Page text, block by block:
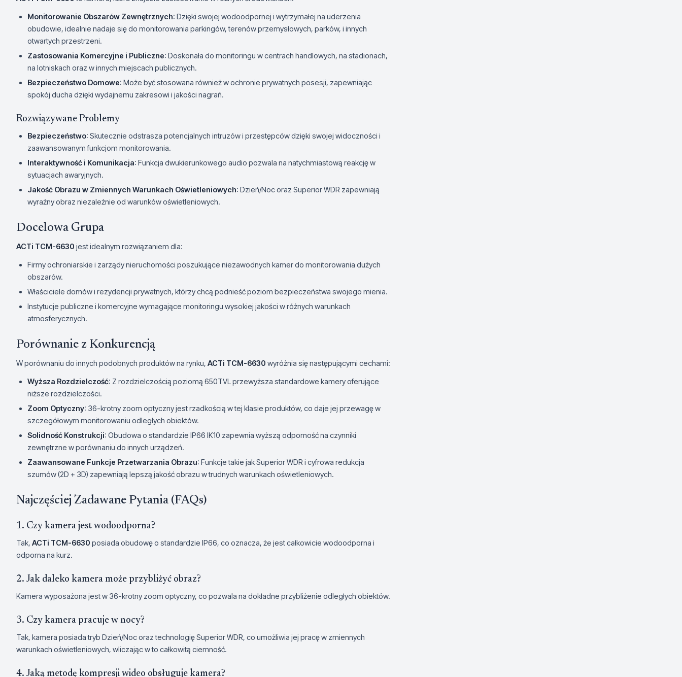
Monitorowanie Obszarów Zewnętrznych: Dzięki swojej wodoodpornej i wytrzymałej na uderzenia
obudowie, idealnie nadaje się do monitorowania parkingów, terenów przemysłowych, parków, i innych
otwartych przestrzeni.
Zastosowania Komercyjne i Publiczne: Doskonała do monitoringu w centrach handlowych, na stadionach,
na lotniskach oraz w innych miejscach publicznych.
Bezpieczeństwo Domowe: Może być stosowana również w ochronie prywatnych posesji, zapewniając
spokój ducha dzięki wydajnemu zakresowi i jakości nagrań.
Rozwiązywane Problemy
Bezpieczeństwo: Skutecznie odstrasza potencjalnych intruzów i przestępców dzięki swojej widoczności i
zaawansowanym funkcjom monitorowania.
Interaktywność i Komunikacja: Funkcja dwukierunkowego audio pozwala na natychmiastową reakcję w
sytuacjach awaryjnych.
Jakość Obrazu w Zmiennych Warunkach Oświetleniowych: Dzień/Noc oraz Superior WDR zapewniają
wyraźny obraz niezależnie od warunków oświetleniowych.
Docelowa Grupa
ACTi TCM-6630 jest idealnym rozwiązaniem dla:
Firmy ochroniarskie i zarządy nieruchomości poszukujące niezawodnych kamer do monitorowania dużych
obszarów.
Właściciele domów i rezydencji prywatnych, którzy chcą podnieść poziom bezpieczeństwa swojego mienia.
Instytucje publiczne i komercyjne wymagające monitoringu wysokiej jakości w różnych warunkach
atmosferycznych.
Porównanie z Konkurencją
W porównaniu do innych podobnych produktów na rynku, ACTi TCM-6630 wyróżnia się następującymi cechami:
Wyższa Rozdzielczość: Z rozdzielczością poziomą 650TVL przewyższa standardowe kamery oferujące
niższe rozdzielczości.
Zoom Optyczny: 36-krotny zoom optyczny jest rzadkością w tej klasie produktów, co daje jej przewagę w
szczegółowym monitorowaniu odległych obiektów.
Solidność Konstrukcji: Obudowa o standardzie IP66 IK10 zapewnia wyższą odporność na czynniki
zewnętrzne w porównaniu do innych urządzeń.
Zaawansowane Funkcje Przetwarzania Obrazu: Funkcje takie jak Superior WDR i cyfrowa redukcja
szumów (2D + 3D) zapewniają lepszą jakość obrazu w trudnych warunkach oświetleniowych.
Najczęściej Zadawane Pytania (FAQs)
1. Czy kamera jest wodoodporna?
Tak, ACTi TCM-6630 posiada obudowę o standardzie IP66, co oznacza, że jest całkowicie wodoodporna i
odporna na kurz.
2. Jak daleko kamera może przybliżyć obraz?
Kamera wyposażona jest w 36-krotny zoom optyczny, co pozwala na dokładne przybliżenie odległych obiektów.
3. Czy kamera pracuje w nocy?
Tak, kamera posiada tryb Dzień/Noc oraz technologię Superior WDR, co umożliwia jej pracę w zmiennych
warunkach oświetleniowych, wliczając w to całkowitą ciemność.
4. Jaką metodę kompresji wideo obsługuje kamera?